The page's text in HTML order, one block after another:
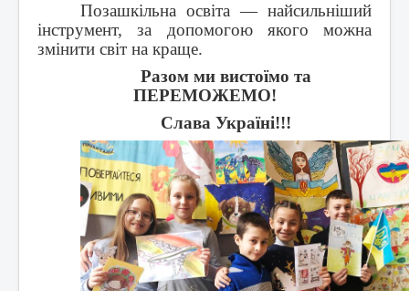
Позашкільна освіта — найсильніший
інструмент, за допомогою якого можна
змінити світ на краще.
Разом ми вистоїмо та
ПЕРЕМОЖЕМО!
Слава Україні!!!